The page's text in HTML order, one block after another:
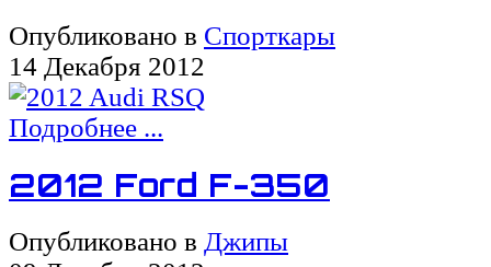
Опубликовано в Спорткары
14 Декабря 2012
Подробнее ...
2012 Ford F-350
Опубликовано в Джипы